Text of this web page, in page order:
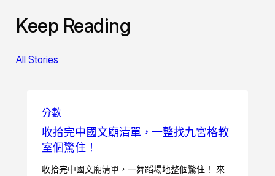
Keep Reading
All Stories
分數
收拾完中國文廟清單，一整找九宮格教
室個驚住！
收拾完中國文廟清單，一舞蹈場地整個驚住！ 來